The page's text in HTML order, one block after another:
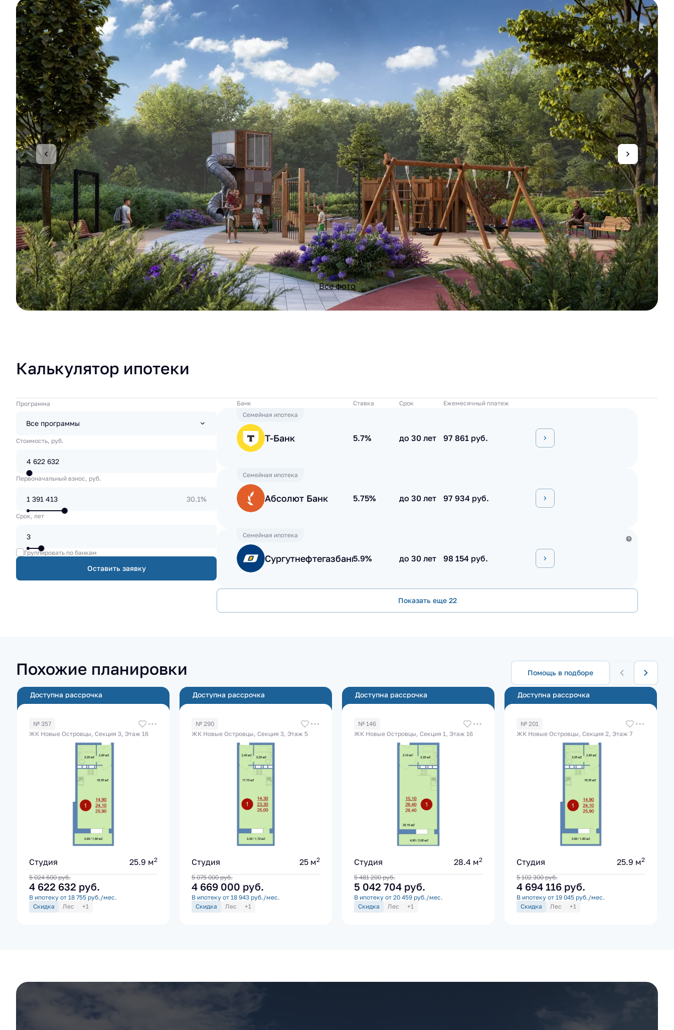
Все фото
Калькулятор ипотеки
Программа
Все программы
Стоимость, руб.
Первоначальный взнос, руб.
30.1%
Срок, лет
Группировать по банкам
Оставить заявку
Банк Ставка Срок
Ежемесячный платеж
Семейная ипотека
Т-Банк 5.7% до 30 лет 97 861 руб.
Семейная ипотека
Абсолют Банк 5.75% до 30 лет 97 934 руб.
Семейная ипотека
Сургутнефтегазбанк5.9% до 30 лет 98 154 руб.
Показать еще 22
Похожие планировки Помощь в подборе
Доступна рассрочка
№ 357
ЖК Новые Островцы, Секция 3, Этаж 16
Студия 25.9 м2
5 024 600руб.
4 622 632 руб.
В ипотеку от 18 755 руб./мес.
Скидка
Лес +1
Доступна рассрочка
№ 290
ЖК Новые Островцы, Секция 3, Этаж 5
Студия 25 м2
5 075 000руб.
4 669 000 руб.
В ипотеку от 18 943 руб./мес.
Скидка
Лес +1
Доступна рассрочка
№ 146
ЖК Новые Островцы, Секция 1, Этаж 16
Студия 28.4 м2
5 481 200руб.
5 042 704 руб.
В ипотеку от 20 459 руб./мес.
Скидка
Лес +1
Доступна рассрочка
№ 201
ЖК Новые Островцы, Секция 2, Этаж 7
Студия 25.9 м2
5 102 300руб.
4 694 116 руб.
В ипотеку от 19 045 руб./мес.
Скидка
Лес +1